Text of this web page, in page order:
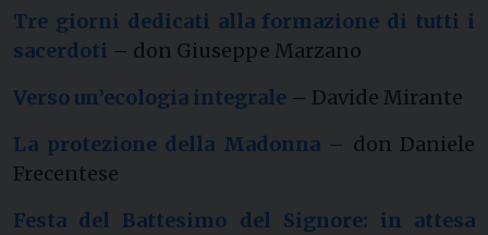
Tre giorni dedicati alla formazione di tutti i
sacerdoti – don Giuseppe Marzano
Verso un’ecologia integrale – Davide Mirante
La protezione della Madonna– don Daniele
Frecentese
Festa del Battesimo del Signore: in attesa